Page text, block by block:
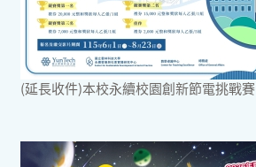
(延長收件)本校永續校園創新節電挑戰賽